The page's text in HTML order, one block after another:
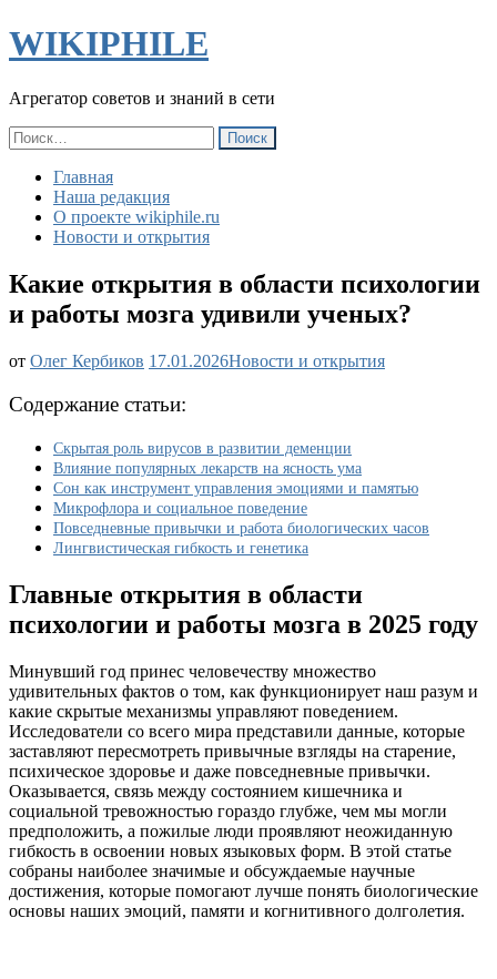
WIKIPHILE
Агрегатор советов и знаний в сети
Найти:
Главная
Наша редакция
О проекте wikiphile.ru
Новости и открытия
Какие открытия в области психологии
и работы мозга удивили ученых?
от Олег Кербиков 17.01.2026Какие
и
работы
мозга
удивили
ученых?
Новости и открытия
Содержание статьи:
Скрытая роль вирусов в развитии деменции
Влияние популярных лекарств на ясность ума
Сон как инструмент управления эмоциями и памятью
Микрофлора и социальное поведение
Повседневные привычки и работа биологических часов
Лингвистическая гибкость и генетика
Главные открытия в области
психологии и работы мозга в 2025 году
Минувший год принес человечеству множество
удивительных фактов о том, как функционирует наш разум и
какие скрытые механизмы управляют поведением.
Исследователи со всего мира представили данные, которые
заставляют пересмотреть привычные взгляды на старение,
психическое здоровье и даже повседневные привычки.
Оказывается, связь между состоянием кишечника и
социальной тревожностью гораздо глубже, чем мы могли
предположить, а пожилые люди проявляют неожиданную
гибкость в освоении новых языковых форм. В этой статье
собраны наиболее значимые и обсуждаемые научные
достижения, которые помогают лучше понять биологические
основы наших эмоций, памяти и когнитивного долголетия.